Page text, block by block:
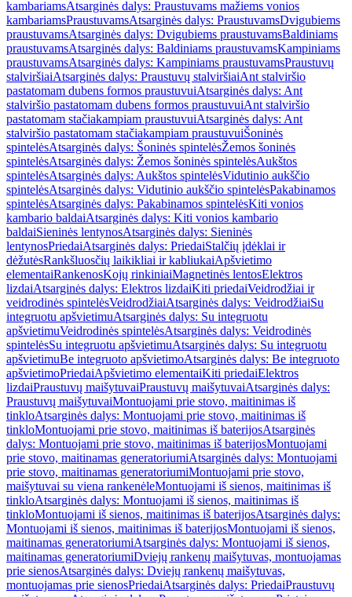
kambariamsAtsarginės dalys: Praustuvams mažiems vonios
kambariamsPraustuvamsAtsarginės dalys: PraustuvamsDvigubiems
praustuvamsAtsarginės dalys: Dvigubiems praustuvamsBaldiniams
praustuvamsAtsarginės dalys: Baldiniams praustuvamsKampiniams
praustuvamsAtsarginės dalys: Kampiniams praustuvamsPraustuvų
stalviršiaiAtsarginės dalys: Praustuvų stalviršiaiAnt stalviršio
pastatomam dubens formos praustuvuiAtsarginės dalys: Ant
stalviršio pastatomam dubens formos praustuvuiAnt stalviršio
pastatomam stačiakampiam praustuvuiAtsarginės dalys: Ant
stalviršio pastatomam stačiakampiam praustuvuiŠoninės
spintelėsAtsarginės dalys: Šoninės spintelėsŽemos šoninės
spintelėsAtsarginės dalys: Žemos šoninės spintelėsAukštos
spintelėsAtsarginės dalys: Aukštos spintelėsVidutinio aukščio
spintelėsAtsarginės dalys: Vidutinio aukščio spintelėsPakabinamos
spintelėsAtsarginės dalys: Pakabinamos spintelėsKiti vonios
kambario baldaiAtsarginės dalys: Kiti vonios kambario
baldaiSieninės lentynosAtsarginės dalys: Sieninės
lentynosPriedaiAtsarginės dalys: PriedaiStalčių įdėklai ir
dėžutėsRankšluosčių laikikliai ir kabliukaiApšvietimo
elementaiRankenosKojų rinkiniaiMagnetinės lentosElektros
lizdaiAtsarginės dalys: Elektros lizdaiKiti priedaiVeidrodžiai ir
veidrodinės spintelėsVeidrodžiaiAtsarginės dalys: VeidrodžiaiSu
integruotu apšvietimuAtsarginės dalys: Su integruotu
apšvietimuVeidrodinės spintelėsAtsarginės dalys: Veidrodinės
spintelėsSu integruotu apšvietimuAtsarginės dalys: Su integruotu
apšvietimuBe integruoto apšvietimoAtsarginės dalys: Be integruoto
apšvietimoPriedaiApšvietimo elementaiKiti priedaiElektros
lizdaiPraustuvų maišytuvaiPraustuvų maišytuvaiAtsarginės dalys:
Praustuvų maišytuvaiMontuojami prie stovo, maitinimas iš
tinkloAtsarginės dalys: Montuojami prie stovo, maitinimas iš
tinkloMontuojami prie stovo, maitinimas iš baterijosAtsarginės
dalys: Montuojami prie stovo, maitinimas iš baterijosMontuojami
prie stovo, maitinamas generatoriumiAtsarginės dalys: Montuojami
prie stovo, maitinamas generatoriumiMontuojami prie stovo,
maišytuvai su viena rankenėleMontuojami iš sienos, maitinimas iš
tinkloAtsarginės dalys: Montuojami iš sienos, maitinimas iš
tinkloMontuojami iš sienos, maitinimas iš baterijosAtsarginės dalys:
Montuojami iš sienos, maitinimas iš baterijosMontuojami iš sienos,
maitinamas generatoriumiAtsarginės dalys: Montuojami iš sienos,
maitinamas generatoriumiDviejų rankenų maišytuvas, montuojamas
prie sienosAtsarginės dalys: Dviejų rankenų maišytuvas,
montuojamas prie sienosPriedaiAtsarginės dalys: PriedaiPraustuvų